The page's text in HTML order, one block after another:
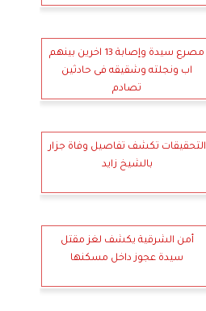
مصرع سيدة وإصابة 13 اخرين بينهم
اب ونجلته وشقيقه فى حادثين
تصادم
التحقيقات تكشف تفاصيل وفاة جزار
بالشيخ زايد
أمن الشرقية يكشف لغز مقتل
سيدة عجوز داخل مسكنها